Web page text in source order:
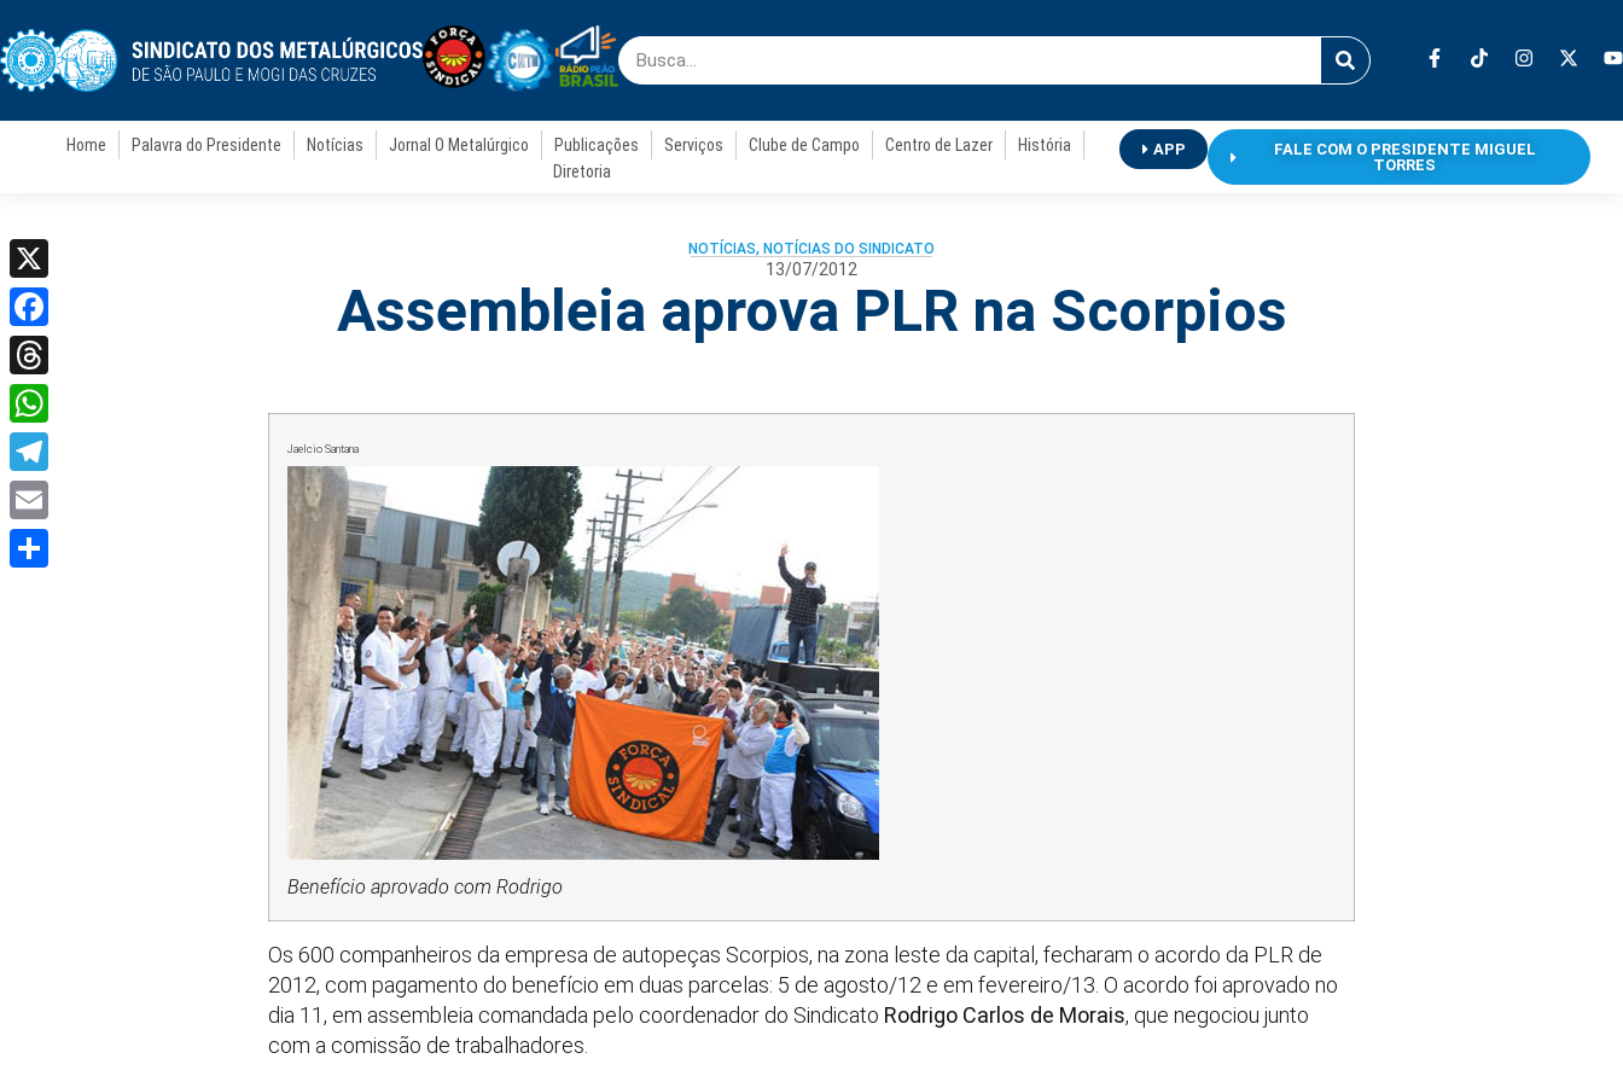
Home Palavra do Presidente Notícias Jornal O Metalúrgico Publicações Serviços Clube de Campo Centro de Lazer
História
Diretoria
APP
FALE COM O PRESIDENTE MIGUEL
TORRES
NOTÍCIAS, NOTÍCIAS DO SINDICATO
13/07/2012
Assembleia aprova PLR na Scorpios
Jaelcio Santana
Benefício aprovado com Rodrigo
Os 600 companheiros da empresa de autopeças Scorpios, na zona leste da capital, fecharam o acordo da PLR de
2012, com pagamento do benefício em duas parcelas: 5 de agosto/12 e em fevereiro/13. O acordo foi aprovado no
dia 11, em assembleia comandada pelo coordenador do Sindicato Rodrigo Carlos de Morais, que negociou junto
com a comissão de trabalhadores.
X
Facebook
Threads
WhatsApp
Telegram
Email